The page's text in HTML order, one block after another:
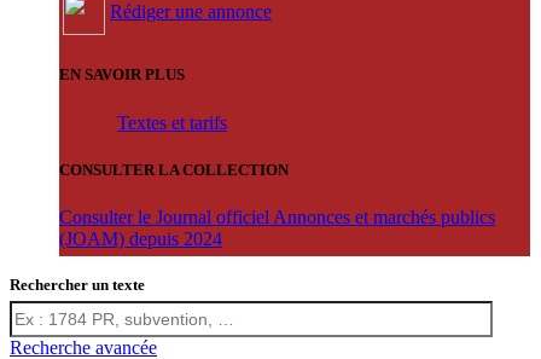
Rédiger une annonce
EN SAVOIR PLUS
Textes et tarifs
CONSULTER LA COLLECTION
Consulter le Journal officiel Annonces et marchés publics
(JOAM) depuis 2024
Rechercher un texte
Recherche avancée